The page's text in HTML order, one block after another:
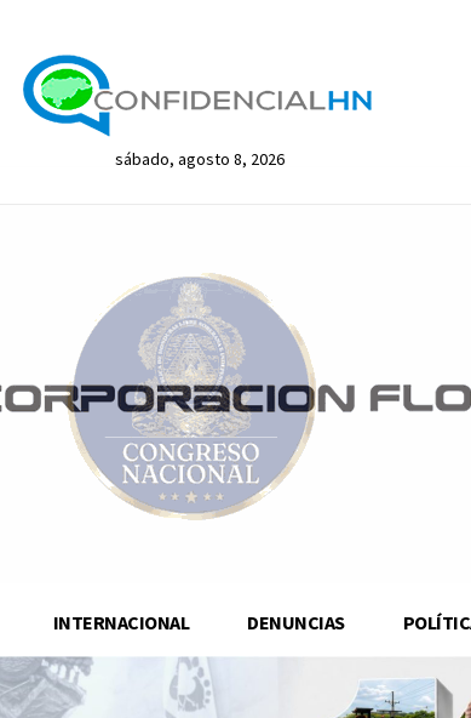
sábado, agosto 8, 2026
INTERNACIONAL DENUNCIAS